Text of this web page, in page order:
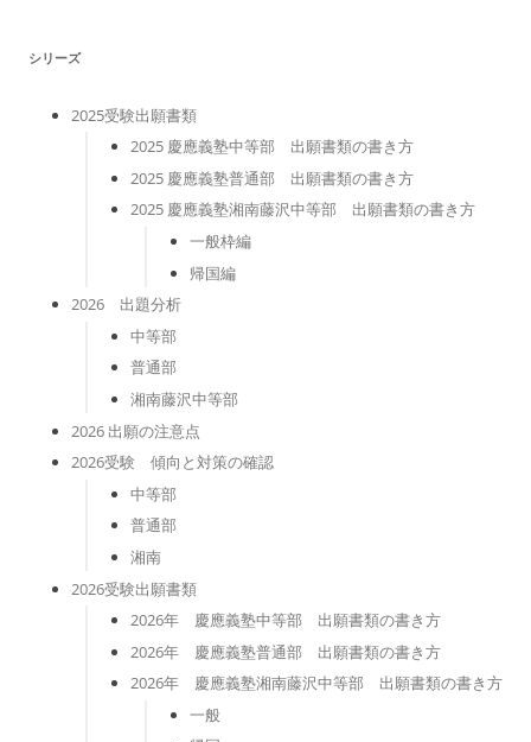
シリーズ
2025受験出願書類
2025 慶應義塾中等部 出願書類の書き方
2025 慶應義塾普通部 出願書類の書き方
2025 慶應義塾湘南藤沢中等部 出願書類の書き方
一般枠編
帰国編
2026 出題分析
中等部
普通部
湘南藤沢中等部
2026 出願の注意点
2026受験 傾向と対策の確認
中等部
普通部
湘南
2026受験出願書類
2026年 慶應義塾中等部 出願書類の書き方
2026年 慶應義塾普通部 出願書類の書き方
2026年 慶應義塾湘南藤沢中等部 出願書類の書き方
一般